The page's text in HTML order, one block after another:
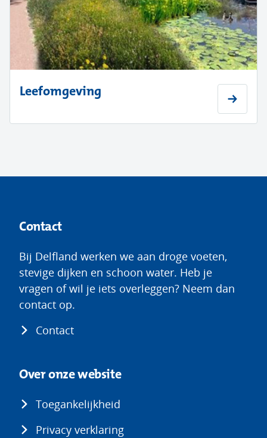
Leefomgeving
Contact
Bij Delfland werken we aan droge voeten,
stevige dijken en schoon water. Heb je
vragen of wil je iets overleggen? Neem dan
contact op.
Contact
Over onze website
Toegankelijkheid
Privacy verklaring